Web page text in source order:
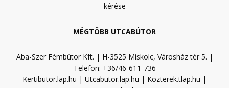
kérése
MÉGTÖBB UTCABÚTOR
Aba-Szer Fémbútor Kft. | H-3525 Miskolc, Városház tér 5. |
Telefon: +36/46-611-736
Kertibutor.lap.hu | Utcabutor.lap.hu | Kozterek.tlap.hu |